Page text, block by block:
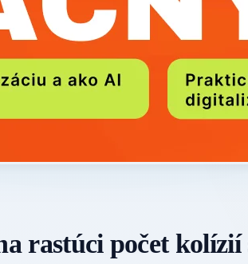
rastúci počet kolízií